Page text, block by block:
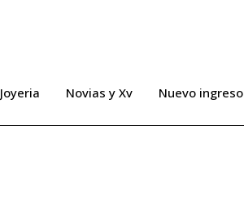
Joyeria Novias y Xv Nuevo ingreso